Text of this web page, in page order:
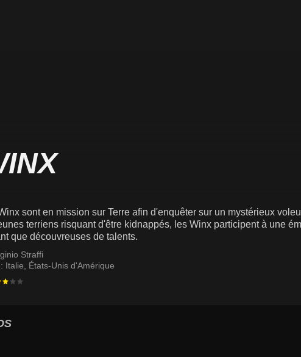
sont en mission sur Terre afin d'enquêter sur un mystérieux
terriens risquant d'être kidnappés, les Winx participent à une
que découvreuses de talents.
Straffi
Italie États-Unis d'Amérique